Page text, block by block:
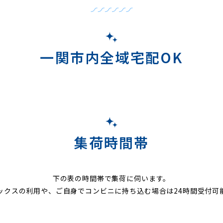
一関市内全域宅配OK
集荷時間帯
下の表の時間帯で集荷に伺います。
クスの利用や、ご自身でコンビニに持ち込む場合は24時間受付可